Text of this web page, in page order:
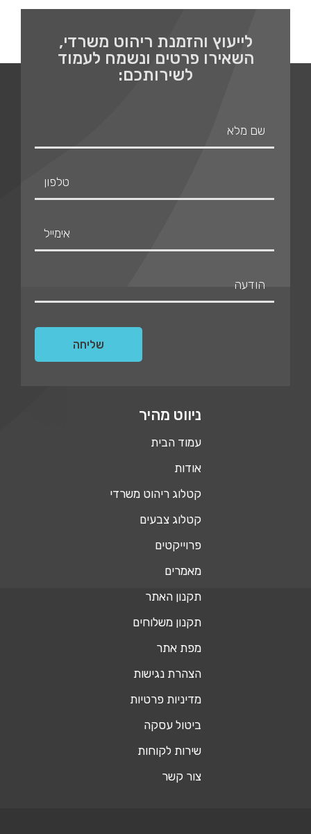
לייעוץ והזמנת ריהוט משרדי,
השאירו פרטים ונשמח לעמוד
לשירותכם:
ניווט מהיר
עמוד הבית
אודות
קטלוג ריהוט משרדי
קטלוג צבעים
פרוייקטים
מאמרים
תקנון האתר
תקנון משלוחים
מפת אתר
הצהרת נגישות
מדיניות פרטיות
ביטול עסקה
שירות לקוחות
צור קשר